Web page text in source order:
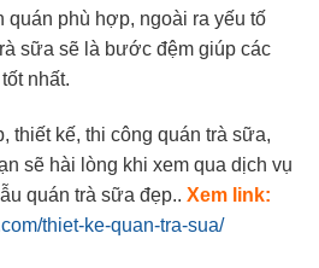
phù hợp, ngoài ra yếu tố
sữa sẽ là bước đệm giúp các
nhất.
thiết kế, thi công quán trà sữa,
sẽ hài lòng khi xem qua dịch vụ
quán trà sữa đẹp.. Xem link:
thiet-ke-quan-tra-sua/